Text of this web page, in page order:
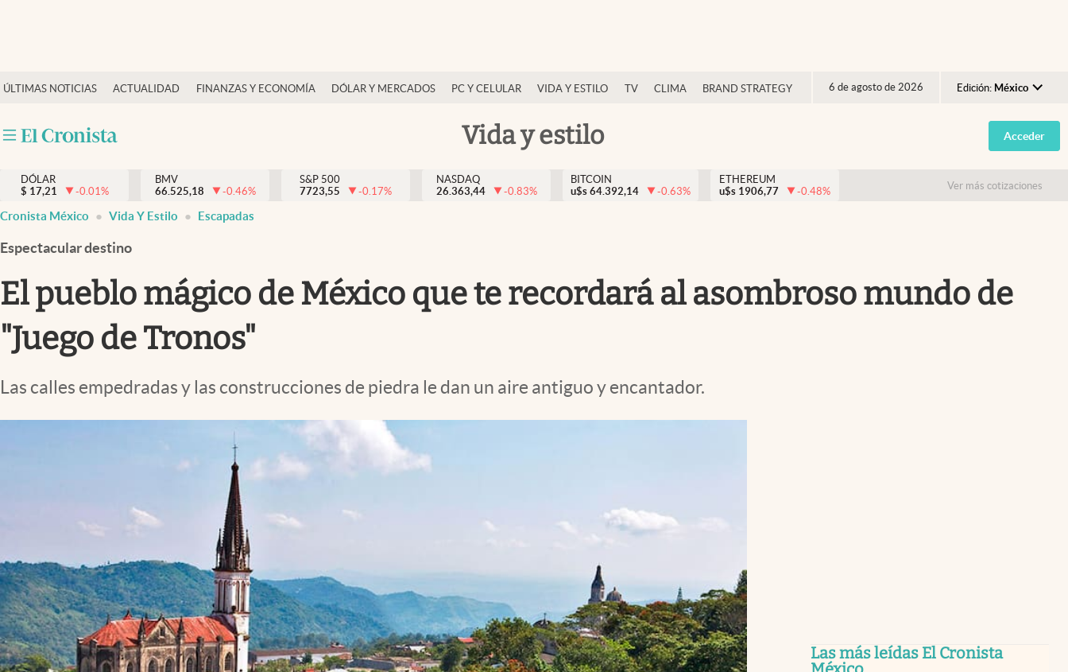
ÚLTIMAS NOTICIAS ACTUALIDAD FINANZAS Y ECONOMÍA DÓLAR Y MERCADOS PC Y CELULAR VIDA Y ESTILO TV CLIMA BRAND STRATEGY 6 de agosto de 2026 Edición: México
Argentina
España
USA
Vida y estilo
Actualidad
Internacionales
Opinión
Brand Strategy
Vida y estilo
Tv
Espiritualidad
Acceder
DÓLAR
$ 17,21 -0.01%
BMV
66.525,18
-0.46%
S&P 500
7723,55
-0.17%
NASDAQ
26.363,44
-0.83%
BITCOIN
u$s 64.392,14 -0.63%
ETHEREUM
u$s 1906,77 -0.48% Ver más cotizaciones
Cronista México Vida Y Estilo Escapadas
Espectacular destino
El pueblo mágico de México que te recordará al asombroso mundo de
"Juego de Tronos"
Las calles empedradas y las construcciones de piedra le dan un aire antiguo y encantador.
Las más leídas El Cronista